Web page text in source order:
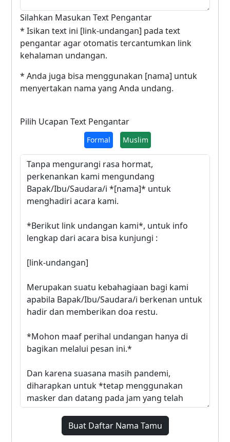
Silahkan Masukan Text Pengantar
* Isikan text ini [link-undangan] pada text
pengantar agar otomatis tercantumkan link
kehalaman undangan.
* Anda juga bisa menggunakan [nama] untuk
menyertakan nama yang Anda undang.
Pilih Ucapan Text Pengantar
Formal Muslim
Buat Daftar Nama Tamu